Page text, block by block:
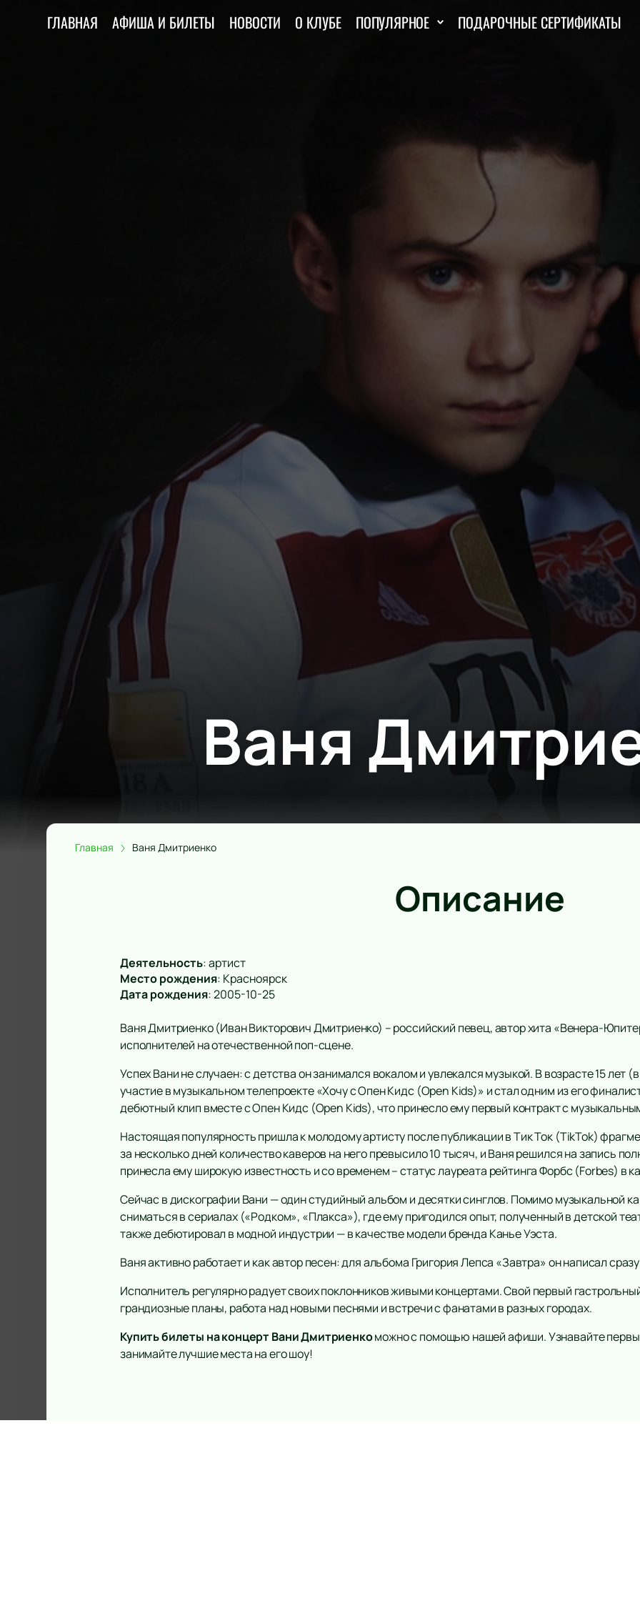
ГЛАВНАЯ АФИША И БИЛЕТЫ НОВОСТИ О КЛУБЕ ПОПУЛЯРНОЕ ПОДАРОЧНЫЕ СЕРТИФИКАТЫ
Ваня
Главная Ваня Дмитриенко
Описание
Деятельность:артист
Место рождения: Красноярск
Дата рождения:2005-10-25
Ваня Дмитриенко (Иван Викторович Дмитриенко) – российский певец, автор хита «Венера-
исполнителей на отечественной поп-сцене.
Успех Вани не случаен: с детства он занимался вокалом и увлекался музыкой. В возрасте 15 лет
участие в музыкальном телепроекте «Хочу с Опен Кидс (Open Kids)» и стал одним из его
дебютный клип вместе с Опен Кидс (Open Kids), что принесло ему первый контракт с
Настоящая популярность пришла к молодому артисту после публикации в Тик Ток (TikTok)
за несколько дней количество каверов на него превысило 10 тысяч, и Ваня решился на запись
принесла ему широкую известность и со временем – статус лауреата рейтинга Форбс (Forbes) в
Сейчас в дискографии Вани — один студийный альбом и десятки синглов. Помимо музыкальной
сниматься в сериалах («Родком», «Плакса»), где ему пригодился опыт, полученный в детской
также дебютировал в модной индустрии — в качестве модели бренда Канье Уэста.
Ваня активно работает и как автор песен: для альбома Григория Лепса «Завтра» он написал
Исполнитель регулярно радует своих поклонников живыми концертами. Свой первый
грандиозные планы, работа над новыми песнями и встречи с фанатами в разных городах.
Купить билеты на концерт Вани Дмитриенкоможно с помощью нашей афиши. Узнавайте
занимайте лучшие места на его шоу!